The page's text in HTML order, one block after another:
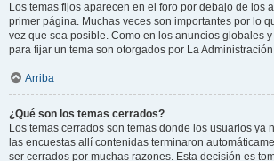
Los temas fijos aparecen en el foro por debajo de los
primer página. Muchas veces son importantes por lo
vez que sea posible. Como en los anuncios globales
para fijar un tema son otorgados por La
Arriba
¿Qué son los temas cerrados?
Los temas cerrados son temas donde los usuarios ya
las encuestas allí contenidas terminaron
ser cerrados por muchas razones. Esta decisión es